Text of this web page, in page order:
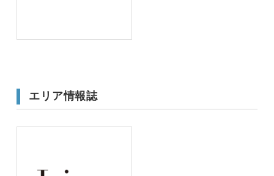
エリア情報誌